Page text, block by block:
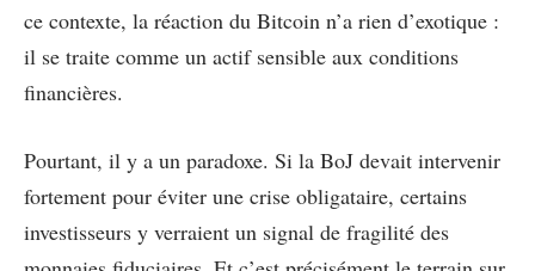
ce contexte, la réaction du Bitcoin n’a rien d’exotique :
il se traite comme un actif sensible aux conditions
financières.
Pourtant, il y a un paradoxe. Si la BoJ devait intervenir
fortement pour éviter une crise obligataire, certains
investisseurs y verraient un signal de fragilité des